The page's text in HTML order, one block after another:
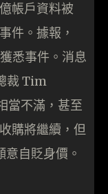
帳戶資料被
件。據報，
悉事件。消息
裁 Tim
當不滿，甚至
購將繼續，但
自貶身價。